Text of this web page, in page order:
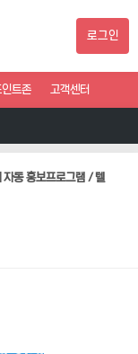
로그인
인트존 고객센터
동 홍보프로그램 / 텔